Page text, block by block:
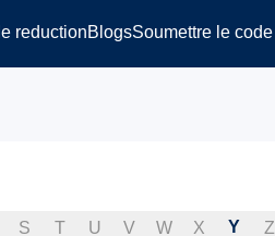
reductionBlogsSoumettre le code
S T U V W X Y Z